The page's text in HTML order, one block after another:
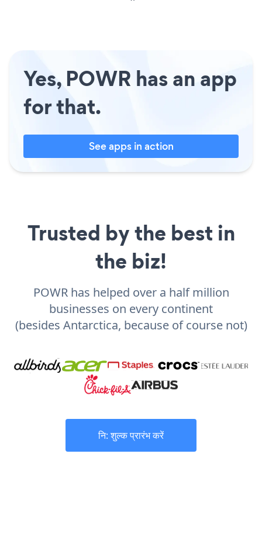
Yes, POWR has an app
for that.
See apps in action
Trusted by the best in
the biz!
POWR has helped over a half million
businesses on every continent
(besides Antarctica, because of course not)
नि: शुल्क प्रारंभ करें